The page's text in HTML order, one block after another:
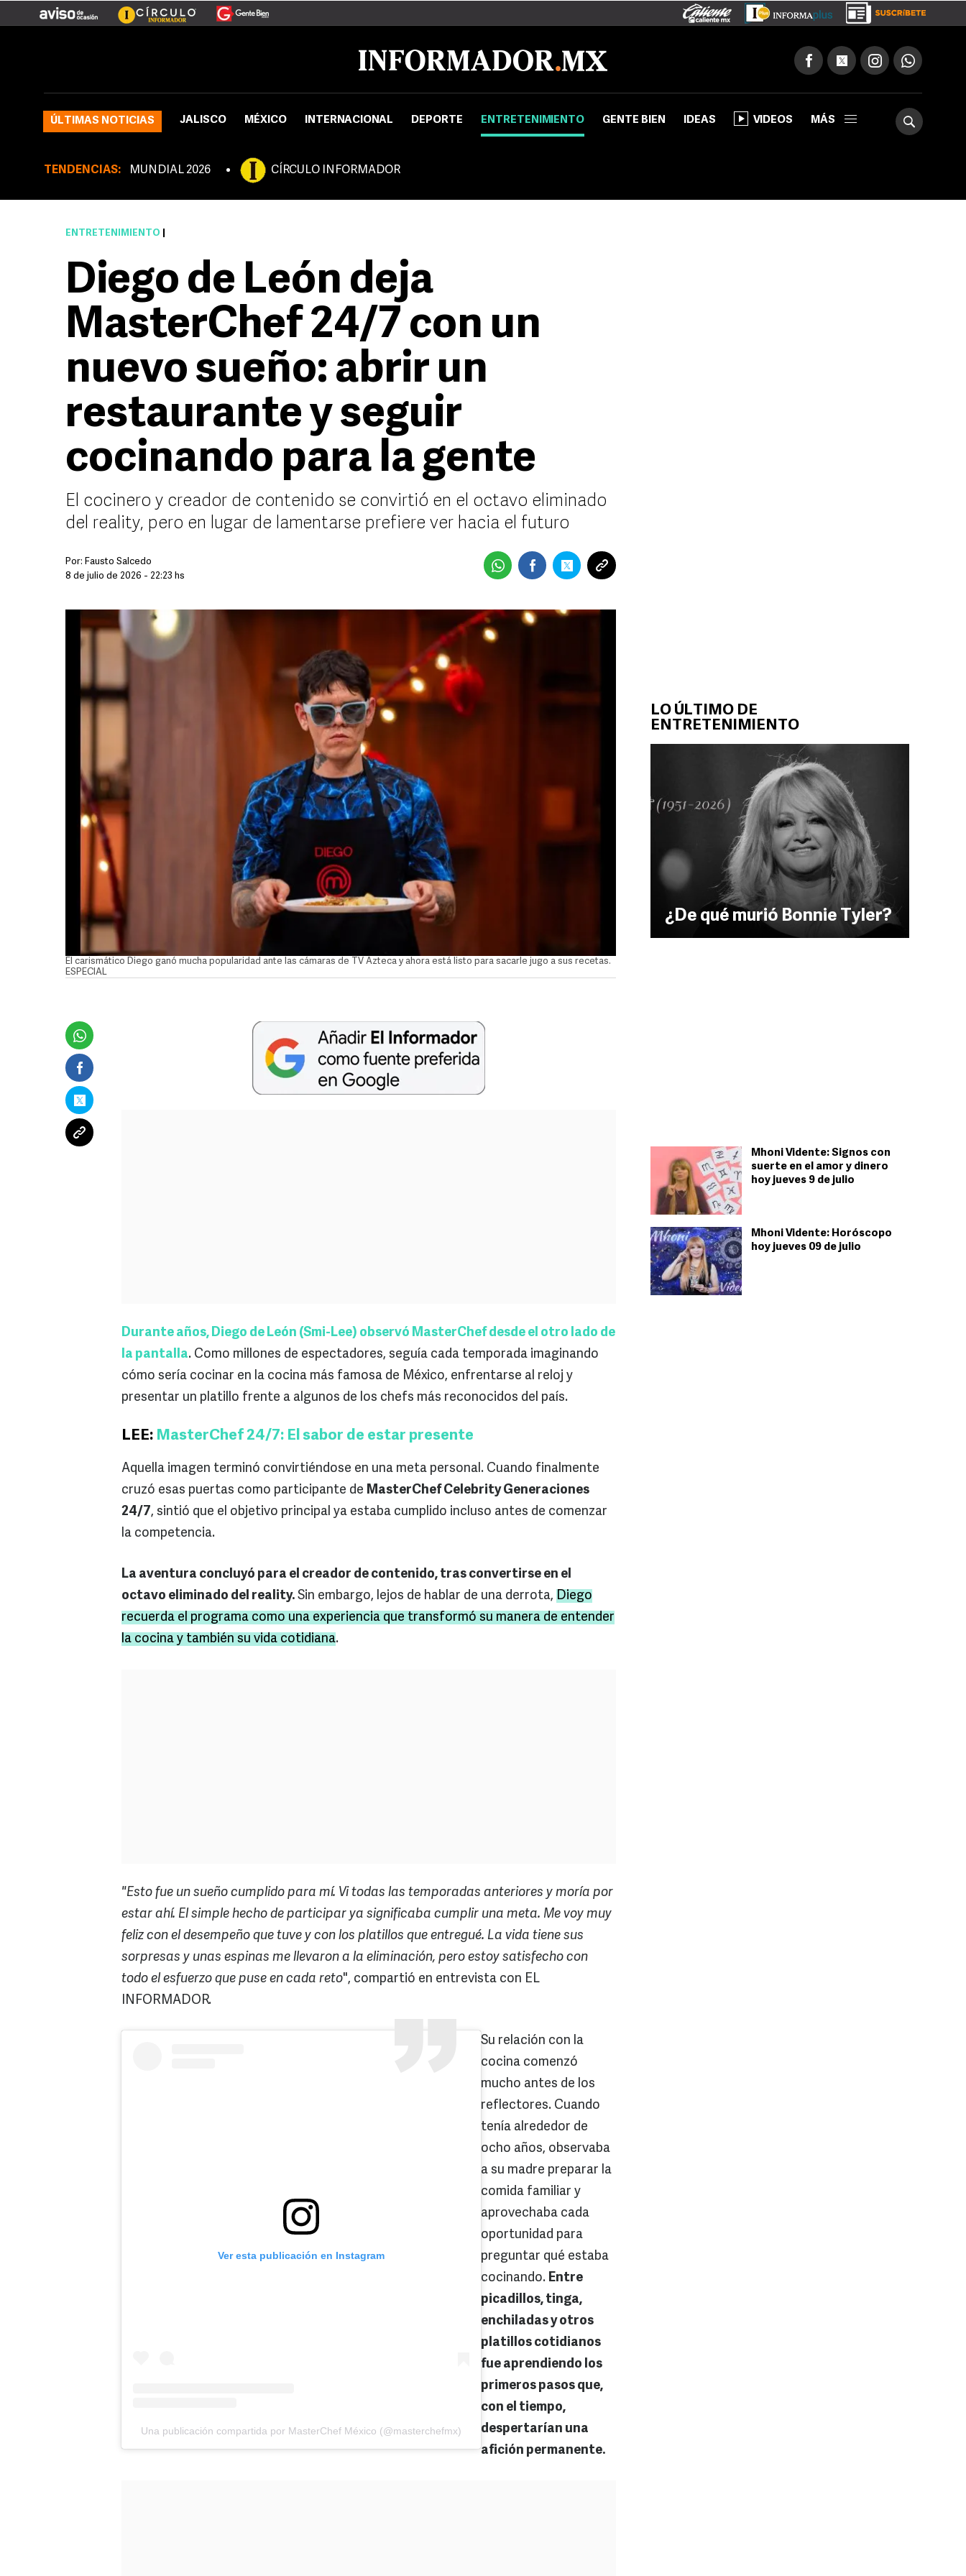
ÚLTIMAS NOTICIAS JALISCO MÉXICO INTERNACIONAL DEPORTE ENTRETENIMIENTO GENTE BIEN IDEAS VIDEOS MÁS
TENDENCIAS: MUNDIAL 2026 CÍRCULO INFORMADOR
LO ÚLTIMO DE
ENTRETENIMIENTO
¿De qué murió Bonnie Tyler?
Mhoni Vidente: Signos con
suerte en el amor y dinero
hoy jueves 9 de julio
Mhoni Vidente: Horóscopo
hoy jueves 09 de julio
ENTRETENIMIENTO
Diego de León deja
MasterChef 24/7 con un
nuevo sueño: abrir un
restaurante y seguir
cocinando para la gente
El cocinero y creador de contenido se convirtió en el octavo eliminado
del reality, pero en lugar de lamentarse prefiere ver hacia el futuro
Por: Fausto Salcedo
8 de julio de 2026 - 22:23 hs
El carismático Diego ganó mucha popularidad ante las cámaras de TV Azteca y ahora está listo para sacarle jugo a sus recetas.
ESPECIAL
Durante años, Diego de León (Smi-Lee) observó MasterChef desde el otro lado de
la pantalla. Como millones de espectadores, seguía cada temporada imaginando
cómo sería cocinar en la cocina más famosa de México, enfrentarse al reloj y
presentar un platillo frente a algunos de los chefs más reconocidos del país.
LEE: MasterChef 24/7: El sabor de estar presente
Aquella imagen terminó convirtiéndose en una meta personal. Cuando finalmente
cruzó esas puertas como participante de MasterChef Celebrity Generaciones
24/7, sintió que el objetivo principal ya estaba cumplido incluso antes de comenzar
la competencia.
La aventura concluyó para el creador de contenido, tras convertirse en el
octavo eliminado del reality. Sin embargo, lejos de hablar de una derrota, Diego
recuerda el programa como una experiencia que transformó su manera de entender
la cocina y también su vida cotidiana.
"Esto fue un sueño cumplido para mí. Vi todas las temporadas anteriores y moría por
estar ahí. El simple hecho de participar ya significaba cumplir una meta. Me voy muy
feliz con el desempeño que tuve y con los platillos que entregué. La vida tiene sus
sorpresas y unas espinas me llevaron a la eliminación, pero estoy satisfecho con
todo el esfuerzo que puse en cada reto", compartió en entrevista con EL
INFORMADOR.
Ver esta publicación en Instagram
Una publicación compartida por MasterChef México (@masterchefmx)
Su relación con la
cocina comenzó
mucho antes de los
reflectores. Cuando
tenía alrededor de
ocho años, observaba
a su madre preparar la
comida familiar y
aprovechaba cada
oportunidad para
preguntar qué estaba
cocinando. Entre
picadillos, tinga,
enchiladas y otros
platillos cotidianos
fue aprendiendo los
primeros pasos que,
con el tiempo,
despertarían una
afición permanente.